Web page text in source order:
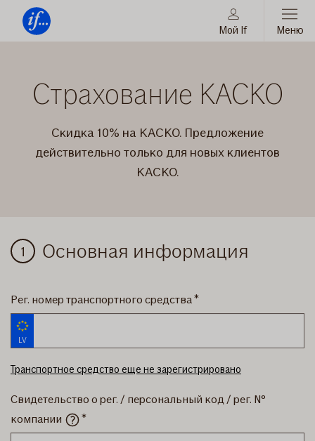
Всегда
Тобой
Мой If Меню
Страхование KACKO
Скидка 10% на КАСКО. Предложение
действительно только для новых клиентов
КАСКО.
КАСКО
Основная информация
Рег. номер транспортного средства
LV
Транспортное средство еще не зарегистрировано
Свидетельство о рег. / персональный код / рег. №
компании